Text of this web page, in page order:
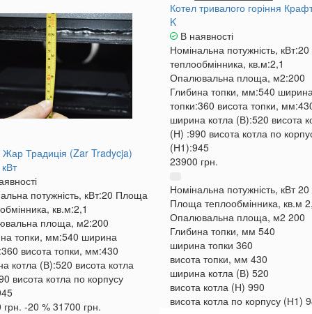
Жар Традиція (Zar Tradycja)
потужність, кВт:20 Площа
кв.м:2,1
площа, м2:200
топки, мм:540 ширина
360 висота топки, мм:430
котла (В):520 висота котла
висота котла по корпусу
-20 % 31700 грн.
Котел тривалого горіння
K
В наявності
Номінальна потужність, кВт:20
теплообмінника, кв.м:2,1
Опалювальна площа, м2:200
Глибина топки, мм:540
топки:360 висота топки, мм:
ширина котла (В):520 висота
(Н) :990 висота котла по
(Н1):945
23900 грн.
Номінальна потужність, кВт 20
Площа теплообмінника, кв.м
Опалювальна площа, м2 200
Глибина топки, мм 540
ширина топки 360
висота топки, мм 430
ширина котла (В) 520
висота котла (Н) 990
висота котла по корпусу (Н1)